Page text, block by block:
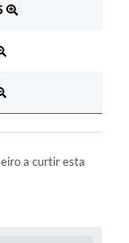
a curtir esta